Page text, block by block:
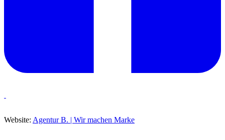
Website: Agentur B. | Wir machen Marke